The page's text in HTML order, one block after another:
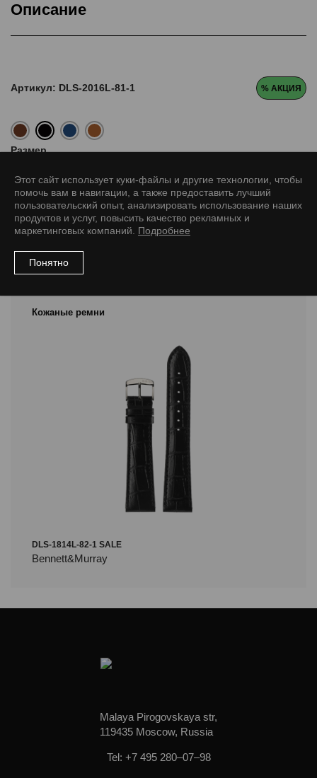
Описание
Артикул: DLS-2016L-81-1
Размер
20/16 L
Кожаные ремни
DLS-1814L-82-1 SALE
Bennett&Murray
Этот сайт использует куки-файлы и другие технологии, чтобы
помочь вам в навигации, а также предоставить лучший
пользовательский опыт, анализировать использование наших
продуктов и услуг, повысить качество рекламных и
маркетинговых компаний. Подробнее
Понятно
Malaya Pirogovskaya str,
119435 Moscow, Russia
Tel: +7 495 280–07–98